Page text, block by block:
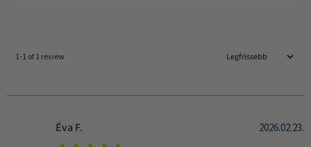
1-1 of 1 review
Éva F. 2026.02.23.